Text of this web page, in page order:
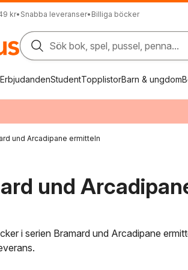
kr• Snabba leveranser• Billiga böcker
Sök bok, spel, pussel, penna...
ErbjudandenStudentTopplistorBarn & ungdom
und Arcadipane ermitteln
und
i serien Bramard und Arcadipane